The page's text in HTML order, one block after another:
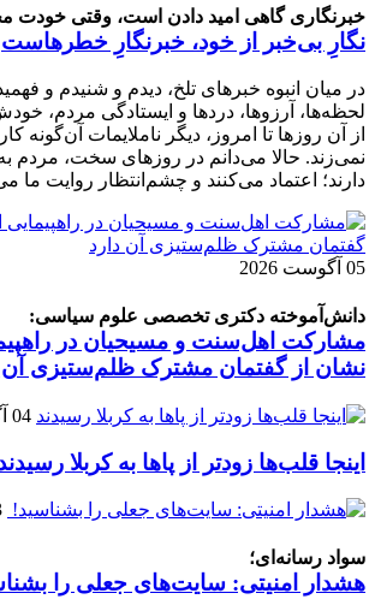
خبرنگاری گاهی امید دادن است، وقتی خودت
نگارِ بی‌خبر از خود، خبرنگارِ خطرهاست
در میان انبوه خبرهای تلخ، دیدم و شنیدم و
لحظه‌ها، آرزوها، دردها و ایستادگی مردم،
از آن روزها تا امروز، دیگر ناملایمات آن‌گونه
نمی‌زند. حالا می‌دانم در روزهای سخت، مردم به
دارند؛ اعتماد می‌کنند و چشم‌انتظار روایت ما
05 آگوست 2026
دانش‌آموخته دکتری تخصصی علوم سیاسی:
مشارکت اهل‌سنت و مسیحیان در
نشان از گفتمان مشترک ظلم‌ستیزی آن
04 آگوست 2026
اینجا قلب‌ها زودتر از پاها به کربلا
سواد رسانه‌ای؛
هشدار امنیتی: سایت‌های جعلی را